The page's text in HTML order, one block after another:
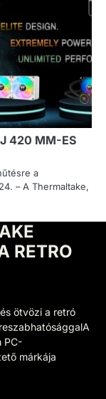
420 MM-ES
a
– A Thermaltake,
RETRO
ötvözi a retró
PC-
márkája